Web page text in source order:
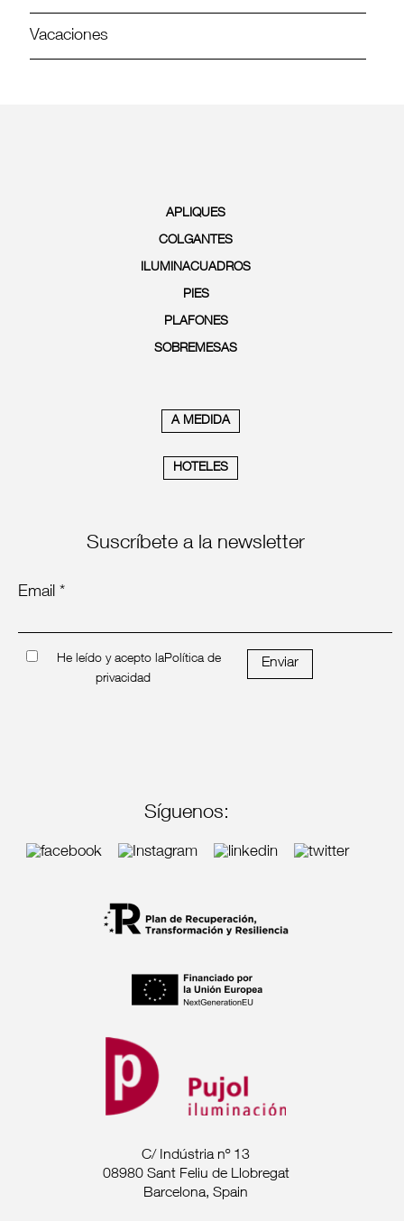
Vacaciones
APLIQUES
COLGANTES
ILUMINACUADROS
PIES
PLAFONES
SOBREMESAS
A MEDIDA
HOTELES
Suscríbete a la newsletter
Email *
He leído y acepto laPolítica de
privacidad
Enviar
Síguenos:
C/ Indústria nº 13
08980 Sant Feliu de Llobregat
Barcelona, Spain